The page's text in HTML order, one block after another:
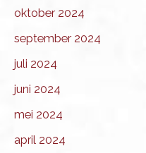
oktober 2024
september 2024
juli 2024
juni 2024
mei 2024
april 2024